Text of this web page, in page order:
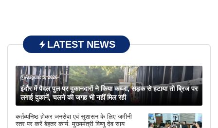
LATEST NEWS
August 5, 2026
इंदौर में पैदल पुल पर दुकानदारों ने किया कब्जा, सड़क से हटाया तो ब्रिज पर
लगाई दुकानें, चलने की जगह भी नहीं मिल रही
कर्तव्यनिष्ठ होकर जनसेवा एवं सुशासन के लिए जमीनी
स्तर पर करें बेहतर कार्य: मुख्यमंत्री विष्णु देव साय